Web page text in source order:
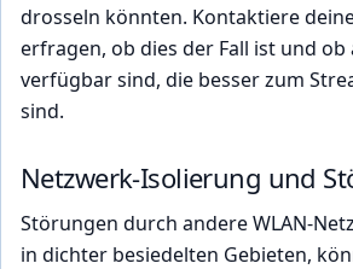
drosseln könnten. Kontaktiere
erfragen, ob dies der Fall ist und
verfügbar sind, die besser zum
sind.
Netzwerk-Isolierung und
Störungen durch andere WLAN-
in dichter besiedelten Gebieten,